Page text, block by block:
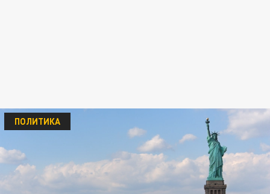
ПОЛИТИКА